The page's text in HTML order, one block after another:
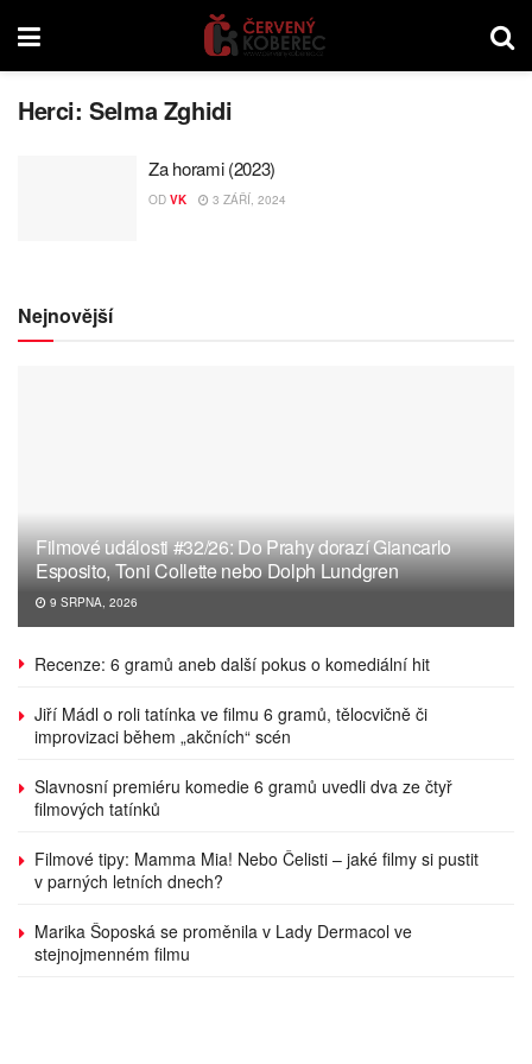
Herci:Selma Zghidi
Za horami (2023)
OD VK 3 ZÁŘÍ, 2024
Nejnovější
Filmové události #32/26: Do Prahy dorazí Giancarlo
Esposito, Toni Collette nebo Dolph Lundgren
9 SRPNA, 2026
Recenze: 6 gramů aneb další pokus o komediální hit
Jiří Mádl o roli tatínka ve filmu 6 gramů, tělocvičně či
improvizaci během „akčních“ scén
Slavnosní premiéru komedie 6 gramů uvedli dva ze čtyř
filmových tatínků
Filmové tipy: Mamma Mia! Nebo Čelisti – jaké filmy si pustit
v parných letních dnech?
Marika Šoposká se proměnila v Lady Dermacol ve
stejnojmenném filmu